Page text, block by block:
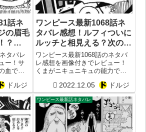
話ネ
の眉毛
？
予想
タバレ
ー！サ
血で変
ドルジ
ワンピース最新1068話ネ
タバレ感想！ルフィついに
ルッチと相見える？次の
1069話予想
ワンピース最新1068話のネタバ
レ感想を画像付きでレビュー！
くまがニキュニキュの能力で逃
ッチがついに邂逅？次の1069話
予想
2022.12.05 ドルジ
ワンピース最新話ネタバレ